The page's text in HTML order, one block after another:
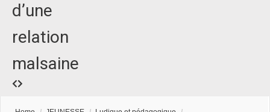
d’une
relation
malsaine